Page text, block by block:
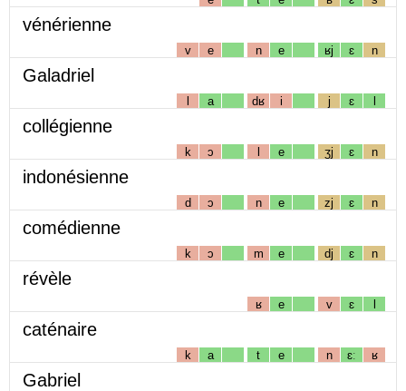
vénérienne
v e n e ʁj ɛ n
Galadriel
l a dʁ i j ɛ l
collégienne
k ɔ l e ʒj ɛ n
indonésienne
d ɔ n e zj ɛ n
comédienne
k ɔ m e dj ɛ n
révèle
ʁ e v ɛ l
caténaire
k a t e n ɛː ʁ
Gabriel